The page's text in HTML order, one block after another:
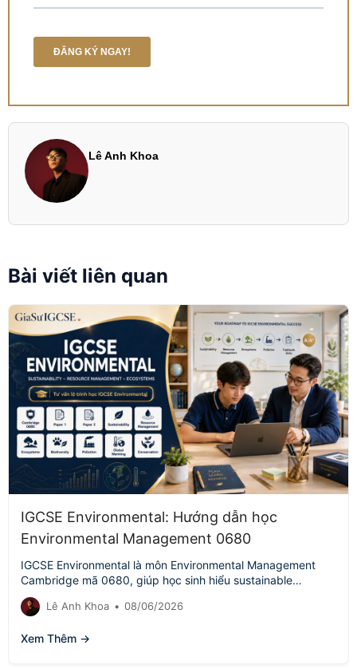
Lê Anh Khoa
Bài viết liên quan
IGCSE Environmental: Hướng dẫn học
Environmental Management 0680
IGCSE Environmental là môn Environmental Management
Cambridge mã 0680, giúp học sinh hiểu sustainable
development, resource management, ecosystems, pollution,
global warming, conservation…
Lê Anh Khoa • 08/06/2026
Xem Thêm →